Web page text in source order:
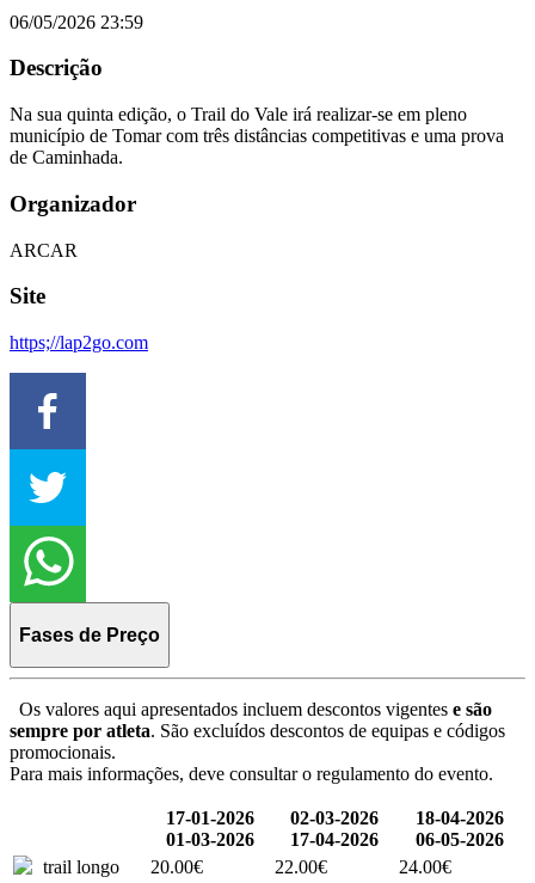
06/05/2026 23:59
Descrição
Na sua quinta edição, o Trail do Vale irá realizar-se em pleno
município de Tomar com três distâncias competitivas e uma prova
de Caminhada.
Organizador
ARCAR
Site
https;//lap2go.com
Fases de Preço
Os valores aqui apresentados incluem descontos vigentes e são
sempre por atleta. São excluídos descontos de equipas e códigos
promocionais.
Para mais informações, deve consultar o regulamento do evento.
17-01-2026
01-03-2026
02-03-2026
17-04-2026
18-04-2026
06-05-2026
trail longo
20.00€ 22.00€ 24.00€